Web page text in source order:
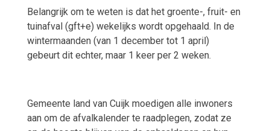
Belangrijk om te weten is dat het groente-, fruit- en
tuinafval (gft+e) wekelijks wordt opgehaald. In de
wintermaanden (van 1 december tot 1 april)
gebeurt dit echter, maar 1 keer per 2 weken.
Gemeente land van Cuijk moedigen alle inwoners
aan om de afvalkalender te raadplegen, zodat ze